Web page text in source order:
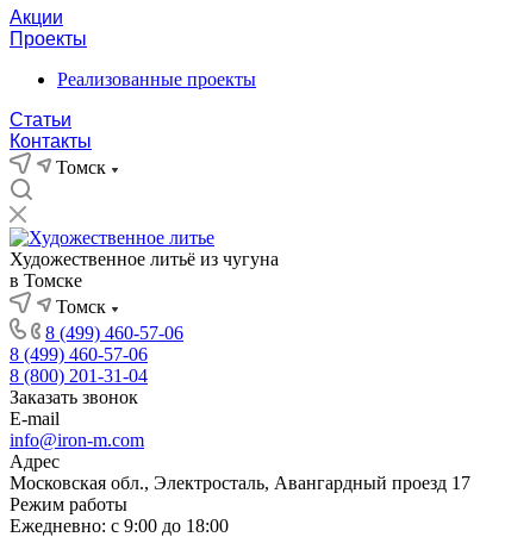
Акции
Проекты
Реализованные проекты
Статьи
Контакты
Томск
Художественное литьё из чугуна
в Томске
Томск
8 (499) 460-57-06
8 (499) 460-57-06
8 (800) 201-31-04
Заказать звонок
E-mail
info@iron-m.com
Адрес
Московская обл., Электросталь, Авангардный проезд 17
Режим работы
Ежедневно: с 9:00 до 18:00